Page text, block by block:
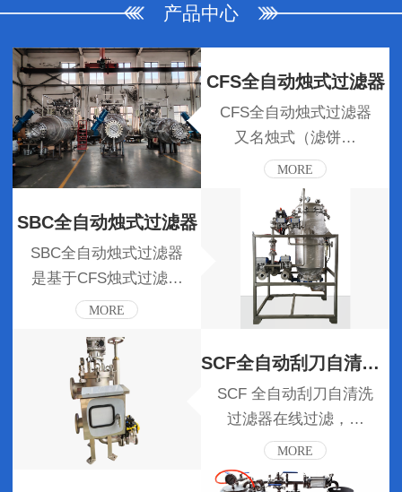
伙伴。
产品中心
CFS全自动烛式过滤器
CFS全自动烛式过滤器
又名烛式（滤饼…
MORE
SBC全自动烛式过滤器
SBC全自动烛式过滤器
是基于CFS烛式过滤…
MORE
SCF全自动刮刀自清洗过滤器
SCF 全自动刮刀自清洗
过滤器在线过滤，…
MORE